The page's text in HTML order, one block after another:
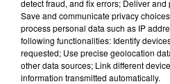
detect fraud, and fix errors; Deliver
Save and communicate privacy
process personal data such as IP
following functionalities: Identify
requested; Use precise geolocation
other data sources; Link different
information transmitted automatically.